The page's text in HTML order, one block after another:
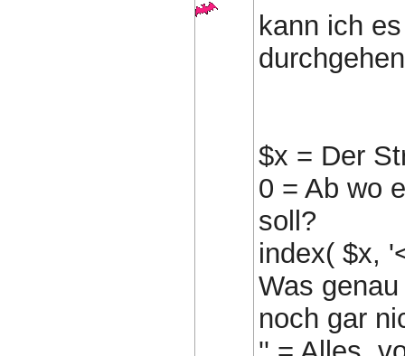
kann ich
$x = Der
0 = Ab wo
soll?
index( $x,
Was
noch gar